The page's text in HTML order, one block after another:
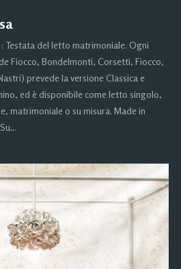
Testata del letto matrimoniale. Ogni
Fiocco, Bondelmonti, Corsetti, Fiocco,
prevede la versione Classica e
ed è disponibile come letto singolo,
matrimoniale o su misura. Made in